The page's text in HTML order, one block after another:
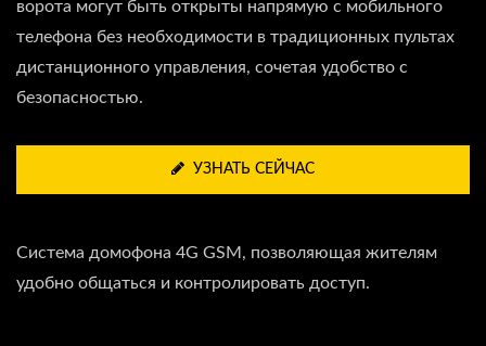
ворота могут быть открыты напрямую с мобильного
телефона без необходимости в традиционных пультах
дистанционного управления, сочетая удобство с
безопасностью.
УЗНАТЬ СЕЙЧАС
Система домофона 4G GSM, позволяющая жителям
удобно общаться и контролировать доступ.